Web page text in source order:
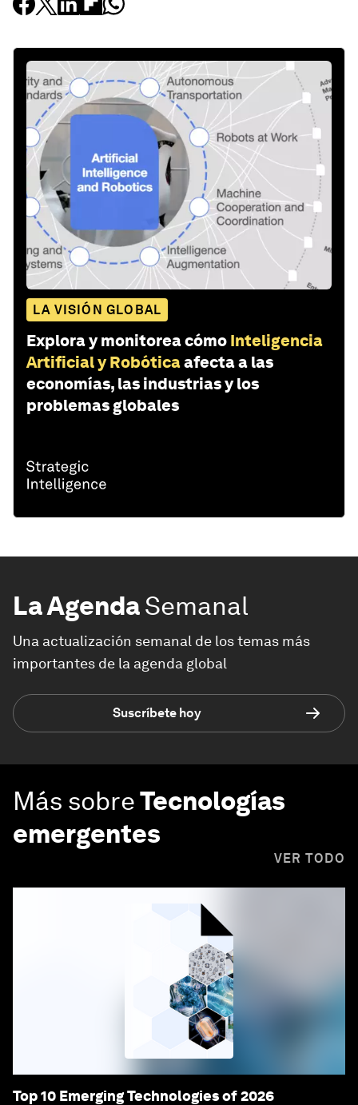
LA VISIÓN GLOBAL
Explora y monitorea cómo Inteligencia
Artificial y Robóticaafecta a las
economías, las industrias y los
problemas globales
La AgendaSemanal
Una actualización semanal de los temas más
importantes de la agenda global
Suscríbete hoy
Más sobreTecnologías
emergentes
VER TODO
Top 10 Emerging Technologies of 2026